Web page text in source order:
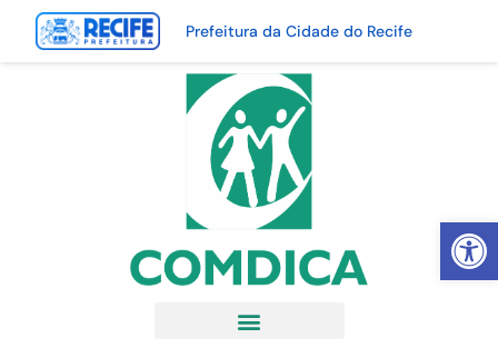
Abrir
Prefeitura da Cidade do Recife